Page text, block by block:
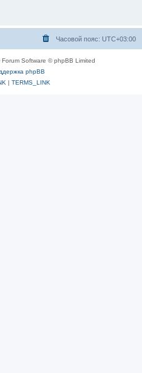
Часовой пояс: UTC+03:00
Forum Software © phpBB Limited
phpBB
| TERMS_LINK